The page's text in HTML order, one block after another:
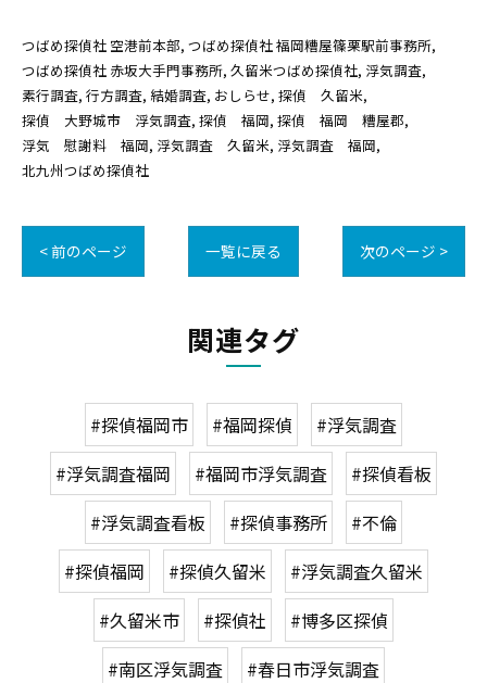
つばめ探偵社 空港前本部 つばめ探偵社 福岡糟屋篠栗駅前事務所
つばめ探偵社 赤坂大手門事務所 久留米つばめ探偵社 浮気調査
素行調査 行方調査 結婚調査 おしらせ 探偵 久留米
探偵 大野城市 浮気調査 探偵 福岡 探偵 福岡 糟屋郡
浮気 慰謝料 福岡 浮気調査 久留米 浮気調査 福岡
北九州つばめ探偵社
< 前のページ 一覧に戻る 次のページ >
関連タグ
#探偵福岡市 #福岡探偵
#浮気調査
#浮気調査福岡
#福岡市浮気調査
#探偵看板
#浮気調査看板
#探偵事務所
#不倫
#探偵福岡
#探偵久留米
#浮気調査久留米
#久留米市
#探偵社
#博多区探偵
#南区浮気調査
#春日市浮気調査